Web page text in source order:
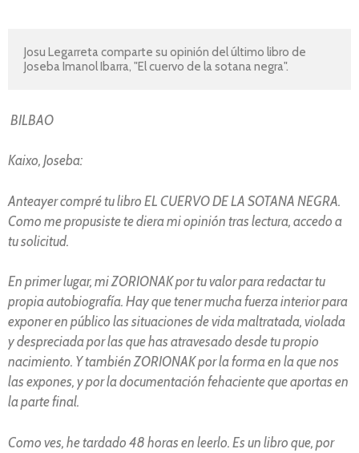
Josu Legarreta comparte su opinión del último libro de
Joseba Imanol Ibarra, "El cuervo de la sotana negra".
BILBAO
Kaixo, Joseba:
Anteayer compré tu libro EL CUERVO DE LA SOTANA NEGRA.
Como me propusiste te diera mi opinión tras lectura, accedo a
tu solicitud.
En primer lugar, mi ZORIONAK por tu valor para redactar tu
propia autobiografía. Hay que tener mucha fuerza interior para
exponer en público las situaciones de vida maltratada, violada
y despreciada por las que has atravesado desde tu propio
nacimiento. Y también ZORIONAK por la forma en la que nos
las expones, y por la documentación fehaciente que aportas en
la parte final.
Como ves, he tardado 48 horas en leerlo. Es un libro que, por